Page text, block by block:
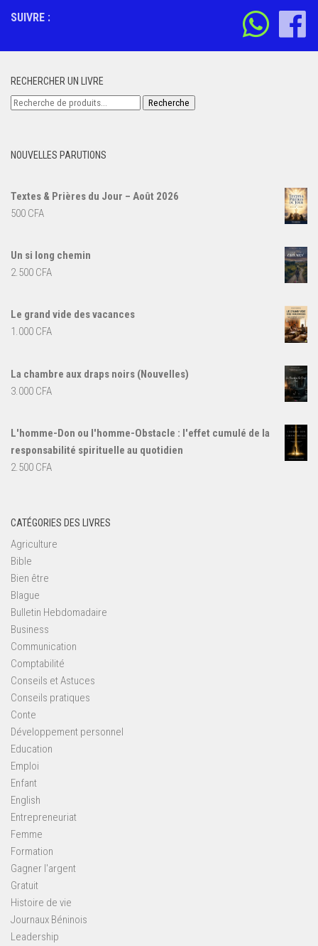
SUIVRE :
RECHERCHER UN LIVRE
Recherche
Recherche
NOUVELLES PARUTIONS
Textes & Prières du Jour – Août 2026
500 CFA
Un si long chemin
2.500 CFA
Le grand vide des vacances
1.000 CFA
La chambre aux draps noirs (Nouvelles)
3.000 CFA
L'homme-Don ou l'homme-Obstacle : l'effet cumulé de la
responsabilité spirituelle au quotidien
2.500 CFA
CATÉGORIES DES LIVRES
Agriculture
Bible
Bien être
Blague
Bulletin Hebdomadaire
Business
Communication
Comptabilité
Conseils et Astuces
Conseils pratiques
Conte
Développement personnel
Education
Emploi
Enfant
English
Entrepreneuriat
Femme
Formation
Gagner l'argent
Gratuit
Histoire de vie
Journaux Béninois
Leadership